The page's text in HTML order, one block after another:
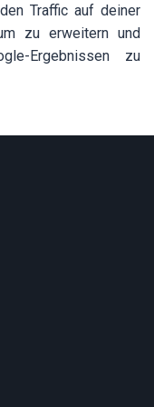
Traffic auf deiner
zu erweitern und
Ergebnissen zu